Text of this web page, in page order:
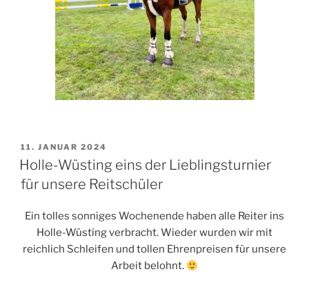
VERÖFFENTLICHT
AM
11. JANUAR 2024
Holle-Wüsting eins der Lieblingsturnier
für unsere Reitschüler
Ein tolles sonniges Wochenende haben alle Reiter ins
Holle-Wüsting verbracht. Wieder wurden wir mit
reichlich Schleifen und tollen Ehrenpreisen für unsere
Arbeit belohnt.